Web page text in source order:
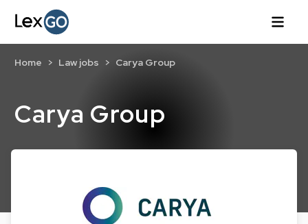
Carya Group
Home Law jobs Carya Group